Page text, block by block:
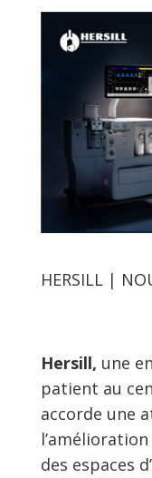
HERSILL |
Hersill, une
patient au
accorde une
des espaces